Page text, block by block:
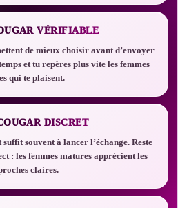
VÉRIFIABLE
de mieux choisir avant d’envoyer
et tu repères plus vite les femmes
qui te plaisent.
DISCRET
souvent à lancer l’échange. Reste
: les femmes matures apprécient les
claires.